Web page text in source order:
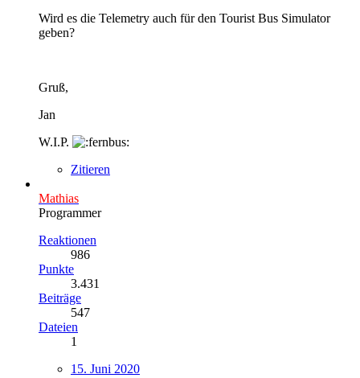
Wird es die Telemetry auch für den Tourist Bus Simulator
geben?
Gruß,
Jan
W.I.P.
Zitieren
Mathias
Programmer
Reaktionen
986
Punkte
3.431
Beiträge
547
Dateien
1
15. Juni 2020